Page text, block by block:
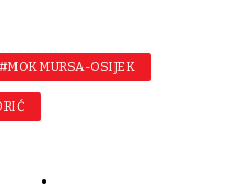
#MOK MURSA-OSIJEK